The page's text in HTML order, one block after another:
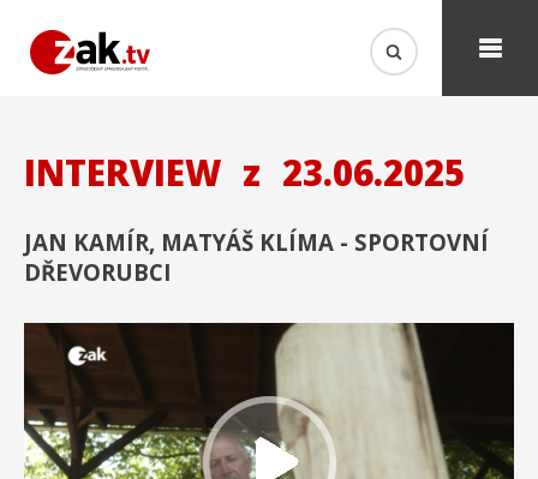
INTERVIEW z 23.06.2025
JAN KAMÍR, MATYÁŠ KLÍMA - SPORTOVNÍ
DŘEVORUBCI